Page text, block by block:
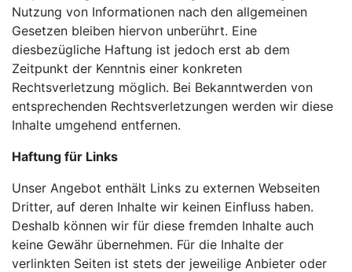
Nutzung von Informationen nach den allgemeinen
Gesetzen bleiben hiervon unberührt. Eine
diesbezügliche Haftung ist jedoch erst ab dem
Zeitpunkt der Kenntnis einer konkreten
Rechtsverletzung möglich. Bei Bekanntwerden von
entsprechenden Rechtsverletzungen werden wir diese
Inhalte umgehend entfernen.
Haftung für Links
Unser Angebot enthält Links zu externen Webseiten
Dritter, auf deren Inhalte wir keinen Einfluss haben.
Deshalb können wir für diese fremden Inhalte auch
keine Gewähr übernehmen. Für die Inhalte der
verlinkten Seiten ist stets der jeweilige Anbieter oder